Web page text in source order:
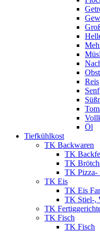
Reis
Senf
Öl
Tiefkühlkost
TK Backwaren
TK
TK
TK Pizza-
TK Eis
TK Eis
TK Stiel-,
TK
TK Fisch
TK Fisch